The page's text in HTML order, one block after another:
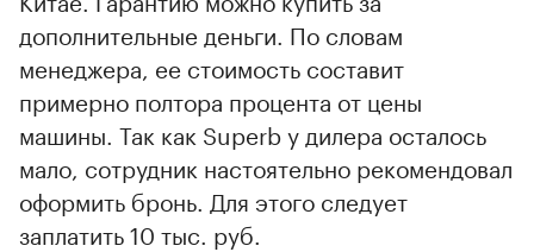
дополнительные деньги. По словам
менеджера, ее стоимость составит
примерно полтора процента от цены
машины. Так как Superb у дилера осталось
мало, сотрудник настоятельно рекомендовал
оформить бронь. Для этого следует
заплатить 10 тыс. руб.